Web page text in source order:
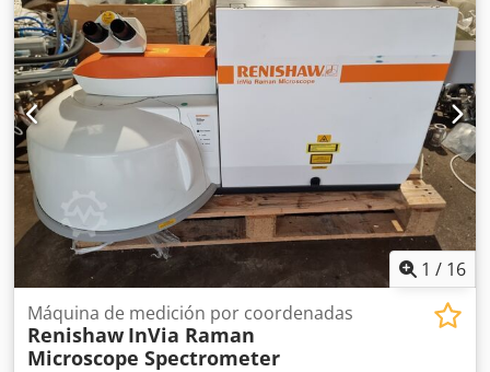
1 / 16
Máquina de medición por coordenadas
Renishaw InVia Raman
Microscope Spectrometer